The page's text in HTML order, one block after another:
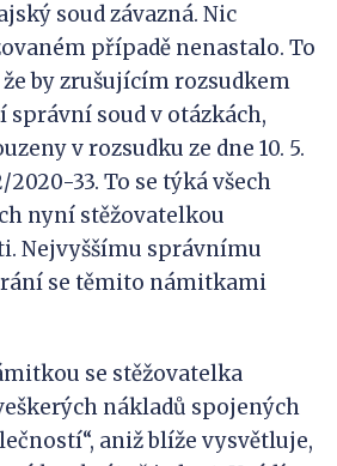
soud závazná. Nic
případě nenastalo. To
by zrušujícím rozsudkem
správní soud v otázkách,
v rozsudku ze dne 10. 5.
2020-33. To se týká všech
nyní stěžovatelkou
Nejvyššímu správnímu
se těmito námitkami
se stěžovatelka
nákladů spojených
aniž blíže vysvětluje,